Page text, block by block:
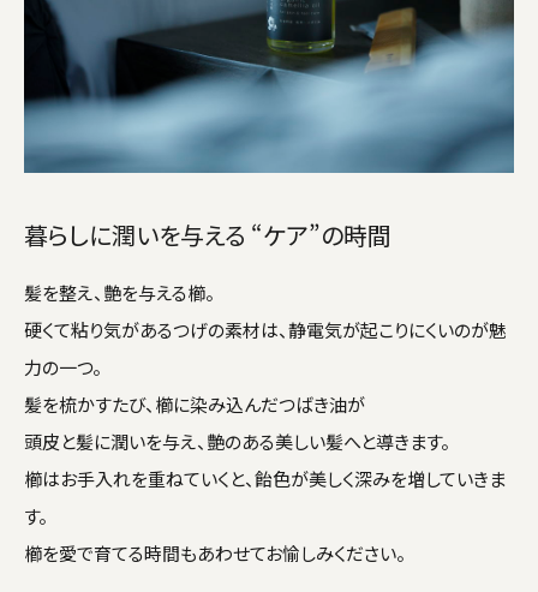
暮らしに潤いを与える “ケア”の時間
髪を整え、艶を与える櫛。
硬くて粘り気があるつげの素材は、静電気が起こりにくいのが魅
力の一つ。
髪を梳かすたび、櫛に染み込んだつばき油が
頭皮と髪に潤いを与え、艶のある美しい髪へと導きます。
櫛はお手入れを重ねていくと、飴色が美しく深みを増していきま
す。
櫛を愛で育てる時間もあわせてお愉しみください。